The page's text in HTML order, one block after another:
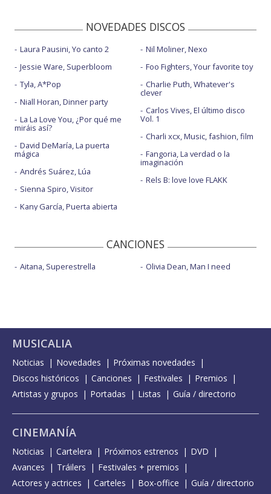
NOVEDADES DISCOS
Laura Pausini, Yo canto 2
Jessie Ware, Superbloom
Tyla, A*Pop
Niall Horan, Dinner party
La La Love You, ¿Por qué me
miráis así?
David DeMaría, La puerta
mágica
Andrés Suárez, Lúa
Sienna Spiro, Visitor
Kany García, Puerta abierta
Nil Moliner, Nexo
Foo Fighters, Your favorite toy
Charlie Puth, Whatever's
clever
Carlos Vives, El último disco
Vol. 1
Charli xcx, Music, fashion, film
Fangoria, La verdad o la
imaginación
Rels B: love love FLAKK
CANCIONES
Aitana, Superestrella Olivia Dean, Man I need
MUSICALIA
Noticias Novedades
Próximas novedades
Discos históricos
Canciones Festivales
Premios
Artistas y grupos
Portadas Listas Guía / directorio
CINEMANÍA
Noticias Cartelera Próximos estrenos
DVD
Avances
Tráilers
Festivales + premios
Actores y actrices
Carteles Box-office Guía / directorio